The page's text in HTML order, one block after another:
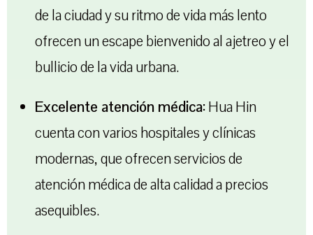
de la ciudad y su ritmo de vida más lento
ofrecen un escape bienvenido al ajetreo y el
bullicio de la vida urbana.
Excelente atención médica:Hua Hin
cuenta con varios hospitales y clínicas
modernas, que ofrecen servicios de
atención médica de alta calidad a precios
asequibles.